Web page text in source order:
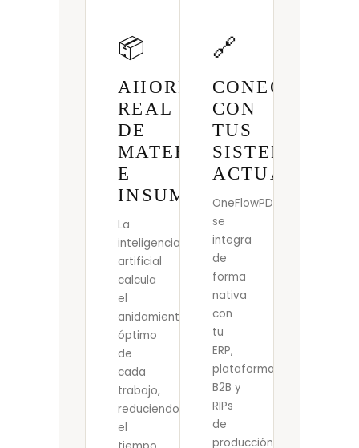
📦
AHORRO
REAL
DE
MATERIAL
E
INSUMOS
La
inteligencia
artificial
calcula
el
anidamiento
óptimo
de
cada
trabajo,
reduciendo
el
🔗
CONECTADO
CON
TUS
SISTEMAS
ACTUALES
OneFlowPDF
se
integra
de
forma
nativa
con
tu
ERP,
plataforma
B2B y
RIPs
de
producción.